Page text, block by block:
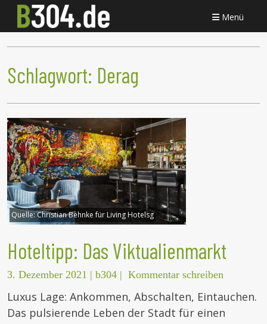
Menü
Schlagwort: Derag
Quelle:Christian Behnke für Living Hotelsg
Hoteltipp: Das Viktualienmarkt
3. Dezember 2021 | b304 | Kommentar schreiben
Luxus Lage: Ankommen, Abschalten, Eintauchen.
Das pulsierende Leben der Stadt für einen